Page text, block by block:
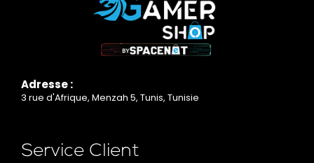
Adresse :
3 rue d'Afrique, Menzah 5, Tunis, Tunisie
Service Client